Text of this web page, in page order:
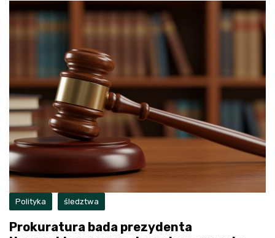
Polityka śledztwa
Prokuratura bada prezydenta